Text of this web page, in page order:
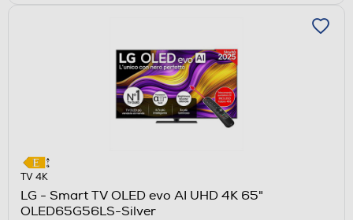
TV 4K
LG - Smart TV OLED evo AI UHD 4K 65"
OLED65G56LS-Silver